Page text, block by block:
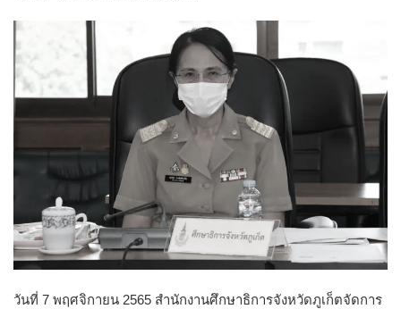
วันที่ 7 พฤศจิกายน 2565 สำนักงานศึกษาธิการจังหวัดภูเก็ตจัดการ